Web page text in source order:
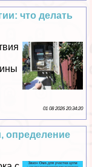
что делать
01 08 2026 20:34:20
определение